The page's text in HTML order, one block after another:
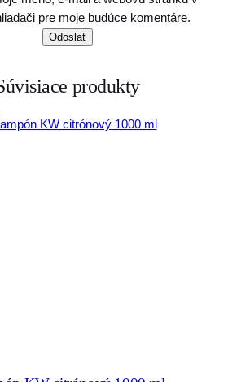
pre moje budúce komentáre.
produkty